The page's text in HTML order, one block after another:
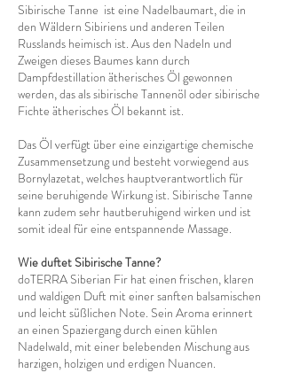
Sibirische Tanne ist eine Nadelbaumart, die in
den Wäldern Sibiriens und anderen Teilen
Russlands heimisch ist. Aus den Nadeln und
Zweigen dieses Baumes kann durch
Dampfdestillation ätherisches Öl gewonnen
werden, das als sibirische Tannenöl oder sibirische
Fichte ätherisches Öl bekannt ist.
Das Öl verfügt über eine einzigartige chemische
Zusammensetzung und besteht vorwiegend aus
Bornylazetat, welches hauptverantwortlich für
seine beruhigende Wirkung ist. Sibirische Tanne
kann zudem sehr hautberuhigend wirken und ist
somit ideal für eine entspannende Massage.
Wie duftet Sibirische Tanne?
doTERRA Siberian Fir hat einen frischen, klaren
und waldigen Duft mit einer sanften balsamischen
und leicht süßlichen Note. Sein Aroma erinnert
an einen Spaziergang durch einen kühlen
Nadelwald, mit einer belebenden Mischung aus
harzigen, holzigen und erdigen Nuancen.